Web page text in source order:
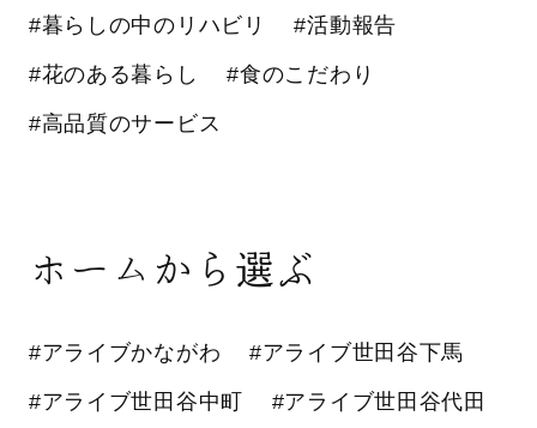
#暮らしの中のリハビリ #活動報告
#花のある暮らし #食のこだわり
#高品質のサービス
ホームから選ぶ
#アライブかながわ #アライブ世田谷下馬
#アライブ世田谷中町 #アライブ世田谷代田